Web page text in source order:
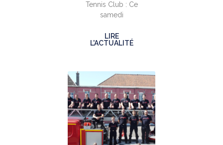
Tennis Club : Ce
samedi
LIRE
L'ACTUALITÉ